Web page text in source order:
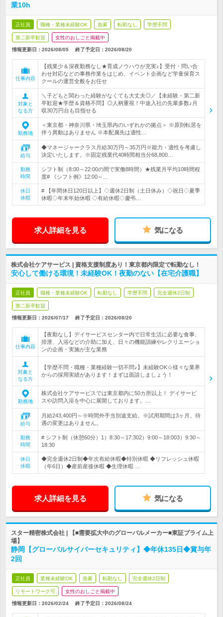
業10h
正社員 職種・業種未経験OK 急募 転勤なし 学歴不問
第二新卒歓迎 女性のおしごと掲載中
情報更新日：2026/08/05 終了予定日： 2026/08/20
仕事内容
【残業少＆深夜勤務なし★育成ノウハウが充実♪】受付・問い合
わせ対応などの事務作業をはじめ、イベント企画など学童保育ス
クールの運営全般をお任せ
対象と
なる方
＼子どもと関わった経験がなくても大丈夫◎／【未経験・第二新
卒歓迎★学歴＆資格不問】◎人柄重視！中途入社の先輩多数♪月
収30万円台も目指せる
勤務地
＜東京都・神奈川県・埼玉県内のいずれかの拠点＞ ※原則転居を
伴う異動はありません ※本配属先は適性…
給与
◆マネージャークラス月給30万円～35万円※能力・適性を考慮し
決定いたします。※固定残業代40時間相当分68,800…
勤務
時間
シフト制（8:00～22:00の間で実働8時間）★残業月平均10時間程
度# 《シフト例》12:00～…
休日
休暇
# 【年間休日120日以上】◇週休2日制（土日休み）◇祝日◇夏季
休暇◇年末年始休暇 ◇有給休暇◇慶弔…
求人詳細を見る 気になる
株式会社ケアサービス | 資格支援制度あり！東京都内限定で転勤なし！
安心して働ける環境！未経験OK！夜勤のない【在宅介護職】
正社員 職種・業種未経験OK 転勤なし 学歴不問 完全週休2日制
第二新卒歓迎
情報更新日：2026/07/17 終了予定日： 2026/08/20
仕事内容
【夜勤なし】デイサービスセンター内で日常生活に必要な食事、
排泄、入浴などの介助に加え、日々の機能訓練やレクリエーショ
ンの企画・実施が主な業務
対象と
なる方
【学歴不問・職種・業種経験一切不問♪】未経験OK☆様々な業界
からの採用実績があります！まずは面談しましょう！
勤務地
株式会社ケアサービスでは東京都内に50カ所以上！ デイサービ
スや訪問入浴を中心に展開しております。…
給与
月給243,400円～※時間外手当別途支給。※試用期間は3ヶ月。待
遇の変更はありません。
勤務
時間
# シフト制（休憩60分）1）8:30～17:302）9:00～18:003）9:30～
18:30
休日
休暇
◆完全週休2日制◆年次有給休暇◆特別休暇 ◆リフレッシュ休暇
（年6日）◆産前産後休暇 ◆生理休暇 …
求人詳細を見る 気になる
スター精密株式会社 | 【■需要拡大中のグローバルメーカー■東証プライム上
場】
静岡【グローバルサイバーセキュリティ】◆年休135日◆賞与年
2回
正社員 業種未経験OK 急募 転勤なし 完全週休2日制
リモートワーク可 女性のおしごと掲載中
情報更新日：2026/02/24 終了予定日： 2026/08/24